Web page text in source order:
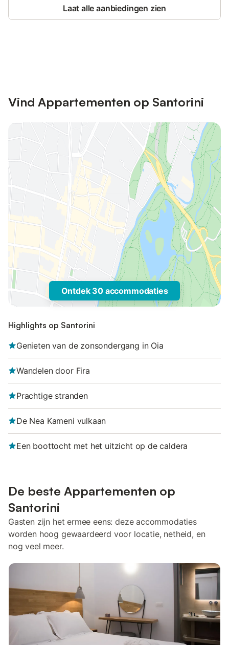
Laat alle aanbiedingen zien
Vind Appartementen op Santorini
Ontdek 30 accommodaties
Highlights op Santorini
Genieten van de zonsondergang in Oia
Wandelen door Fira
Prachtige stranden
De Nea Kameni vulkaan
Een boottocht met het uitzicht op de caldera
De beste Appartementen op
Santorini
Gasten zijn het ermee eens: deze accommodaties
worden hoog gewaardeerd voor locatie, netheid, en
nog veel meer.